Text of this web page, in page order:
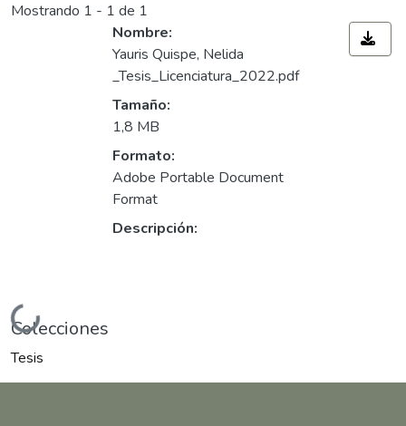
Mostrando 1 - 1 de 1
Cargando...
Nombre:
Yauris Quispe, Nelida
_Tesis_Licenciatura_2022.pdf
Tamaño:
1,8 MB
Formato:
Adobe Portable Document
Format
Descripción:
Colecciones
Tesis